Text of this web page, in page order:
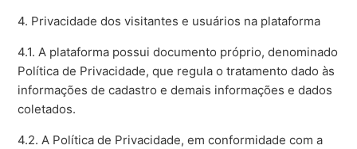
4. Privacidade dos visitantes e usuários na plataforma
4.1. A plataforma possui documento próprio, denominado
Política de Privacidade, que regula o tratamento dado às
informações de cadastro e demais informações e dados
coletados.
4.2. A Política de Privacidade, em conformidade com a